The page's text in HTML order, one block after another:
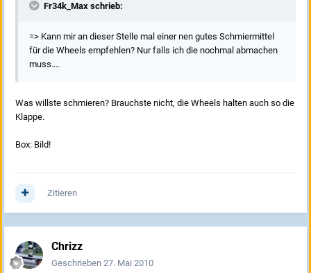
Fr34k_Max schrieb:
=> Kann mir an dieser Stelle mal einer nen gutes Schmiermittel
für die Wheels empfehlen? Nur falls ich die nochmal abmachen
muss....
Was willste schmieren? Brauchste nicht, die Wheels halten auch so die
Klappe.
Box: Bild!
Zitieren
Chrizz
Geschrieben 27. Mai 2010